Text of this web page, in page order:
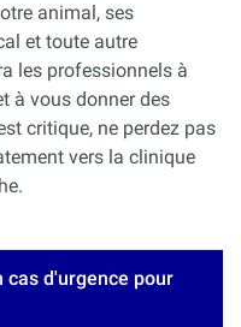
animal, ses
et toute autre
les professionnels à
à vous donner des
critique, ne perdez pas
vers la clinique
cas d'urgence pour